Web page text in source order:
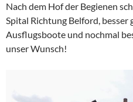
Nach dem Hof der Begienen
Spital Richtung Belford, besser
Ausflugsboote und nochmal
unser Wunsch!